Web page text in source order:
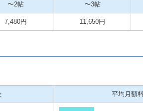
〜2帖 〜3帖
7,480円 11,650円
平均月額